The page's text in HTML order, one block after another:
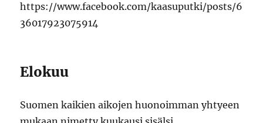
https://www.facebook.com/kaasuputki/posts/6
36017923075914
Elokuu
Suomen kaikien aikojen huonoimman yhtyeen